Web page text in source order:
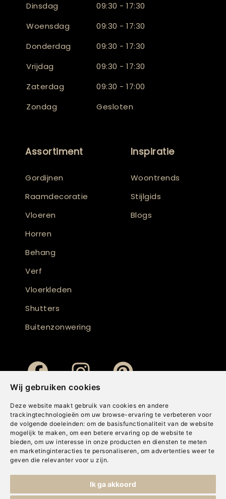
Wij gebruiken cookies
Deze website maakt gebruik van cookies en andere
trackingtechnologieën om uw browse-ervaring te verbeteren voor
de volgende doeleinden: om de basisfunctionaliteit van de website
mogelijk te maken , om een betere ervaring op de website te
bieden, om uw interesse in onze producten en diensten te meten
en marketinginteracties te personaliseren , om advertenties weer te
geven die relevanter voor u zijn.
Ik ga akkoord
Dinsdag
09:30 - 17:30
Woensdag
09:30 - 17:30
Donderdag
09:30 - 17:30
Vrijdag
09:30 - 17:30
Zaterdag
09:30 - 17:00
Zondag
Gesloten
Assortiment
Gordijnen
Raamdecoratie
Vloeren
Horren
Behang
Verf
Vloerkleden
Shutters
Buitenzonwering
Inspiratie
Woontrends
Stijlgids
Blogs
Cookies